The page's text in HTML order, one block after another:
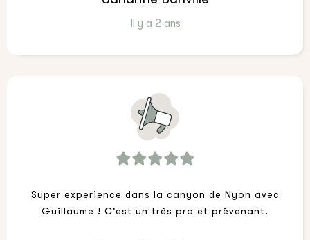
Il y a 2 ans
Super experience dans la canyon de Nyon avec
Guillaume ! C'est un très pro et prévenant.